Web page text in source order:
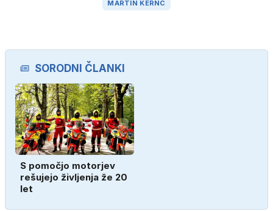
MARTIN KERNC
SORODNI ČLANKI
S pomočjo motorjev
rešujejo življenja že 20
let